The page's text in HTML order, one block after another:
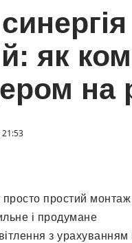
як
на
просто простий монтаж
і продумане
з урахуванням